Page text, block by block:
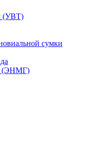
(УВТ)
сумки
(ЭНМГ)